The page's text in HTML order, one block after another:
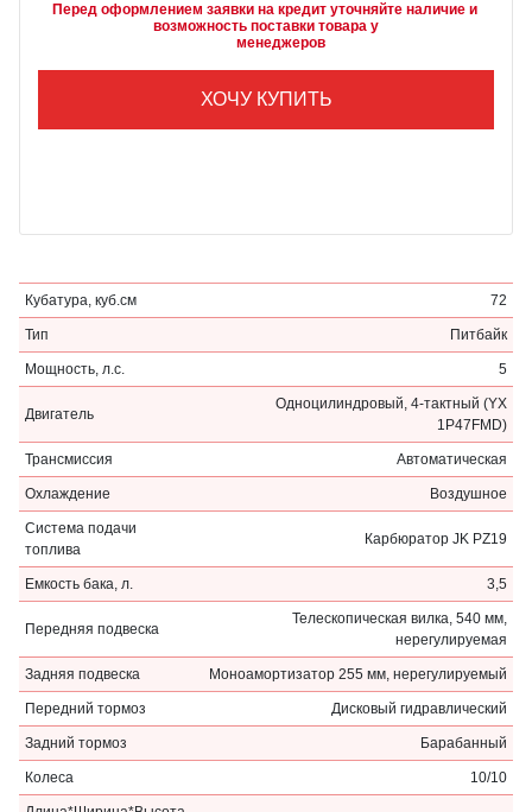
Перед оформлением заявки на кредит уточняйте наличие и
возможность поставки товара у
        менеджеров
ХОЧУ КУПИТЬ
Кубатура, куб.см 72
Тип Питбайк
Мощность, л.с. 5
Двигатель
Одноцилиндровый, 4-тактный (YX
1P47FMD)
Трансмиссия Автоматическая
Охлаждение Воздушное
Система подачи
топлива
Карбюратор JK PZ19
Емкость бака, л. 3,5
Передняя подвеска
Телескопическая вилка, 540 мм,
нерегулируемая
Задняя подвеска Моноамортизатор 255 мм, нерегулируемый
Передний тормоз Дисковый гидравлический
Задний тормоз Барабанный
Колеса 10/10